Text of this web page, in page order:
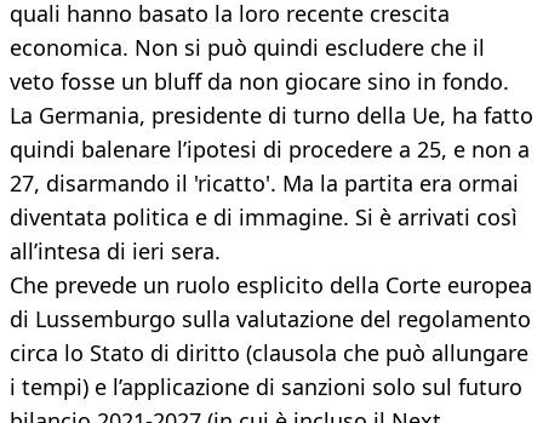
quali hanno basato la loro recente crescita
economica. Non si può quindi escludere che il
veto fosse un bluff da non giocare sino in fondo.
La Germania, presidente di turno della Ue, ha fatto
quindi balenare l’ipotesi di procedere a 25, e non a
27, disarmando il 'ricatto'. Ma la partita era ormai
diventata politica e di immagine. Si è arrivati così
all’intesa di ieri sera.
Che prevede un ruolo esplicito della Corte europea
di Lussemburgo sulla valutazione del regolamento
circa lo Stato di diritto (clausola che può allungare
i tempi) e l’applicazione di sanzioni solo sul futuro